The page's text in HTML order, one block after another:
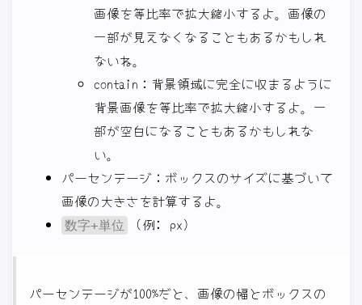
画像を等比率で拡大縮小するよ。画像の
一部が見えなくなることもあるかもしれ
ないね。
contain：背景領域に完全に収まるように
背景画像を等比率で拡大縮小するよ。一
部が空白になることもあるかもしれな
い。
パーセンテージ：ボックスのサイズに基づいて
画像の大きさを計算するよ。
数字+単位 (例: px)
パーセンテージが100%だと、画像の幅とボックスの